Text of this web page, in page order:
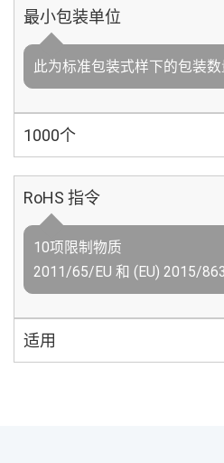
最小包装单位
此为标准包装式样下的包装数
1000个
RoHS 指令
10项限制物质
2011/65/EU 和 (EU) 2015/863
适用